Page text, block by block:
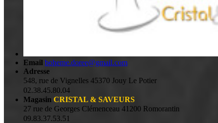
Email boheme.doree@gmail.com
Adresse
548, rue de Vignelles 45370 Jouy Le Potier
02.38.45.80.04
Magasin CRISTAL & SAVEURS
27 rue de Georges Clémenceau 41200 Romorantin
09.83.37.53.51